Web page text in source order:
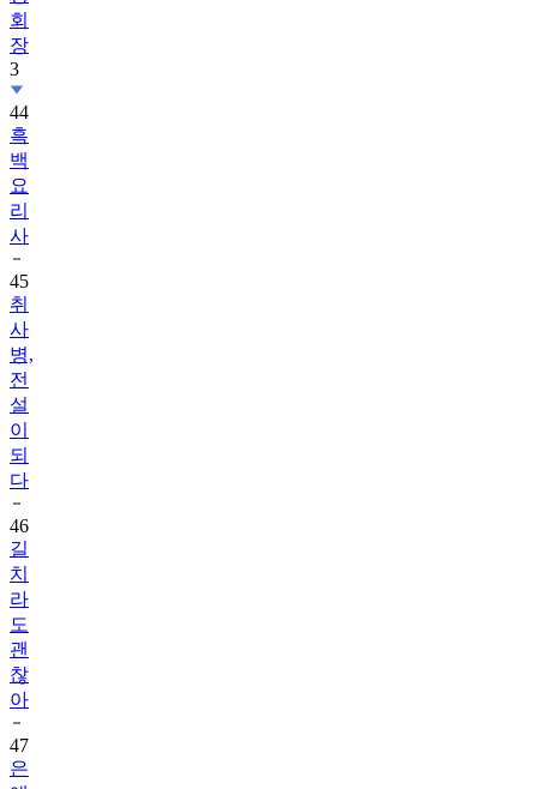
회
장
3
44
흑
백
요
리
사
45
취
사
병,
전
설
이
되
다
46
길
치
라
도
괜
찮
아
47
은